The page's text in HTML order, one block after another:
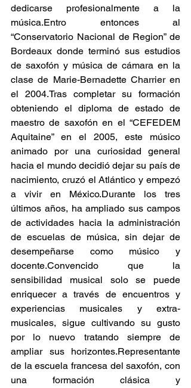
dedicarse profesionalmente a la
música.Entro entonces al
“Conservatorio Nacional de Region” de
Bordeaux donde terminó sus estudios
de saxofón y música de cámara en la
clase de Marie-Bernadette Charrier en
el 2004.Tras completar su formación
obteniendo el diploma de estado de
maestro de saxofón en el “CEFEDEM
Aquitaine” en el 2005, este músico
animado por una curiosidad general
hacia el mundo decidió dejar su país de
nacimiento, cruzó el Atlántico y empezó
a vivir en México.Durante los tres
últimos años, ha ampliado sus campos
de actividades hacia la administración
de escuelas de música, sin dejar de
desempeñarse como músico y
docente.Convencido que la
sensibilidad musical solo se puede
enriquecer a través de encuentros y
experiencias musicales y extra-
musicales, sigue cultivando su gusto
por lo nuevo tratando siempre de
ampliar sus horizontes.Representante
de la escuela francesa del saxofón, con
una formación clásica y